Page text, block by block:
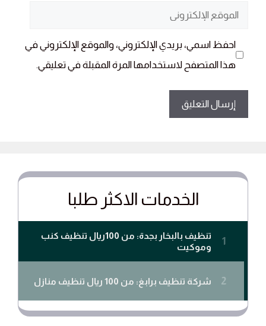
الموقع
احفظ اسمي، بريدي الإلكتروني، والموقع الإلكتروني في
هذا المتصفح لاستخدامها المرة المقبلة في تعليقي.
الخدمات الاكثر طلبا